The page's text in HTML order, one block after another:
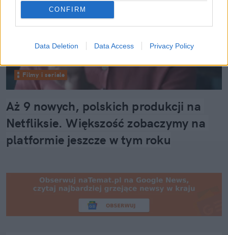
CONFIRM
Data Deletion Data Access Privacy Policy
Filmy i seriale
Aż 9 nowych, polskich produkcji na
Netfliksie. Większość zobaczymy na
platformie jeszcze w tym roku